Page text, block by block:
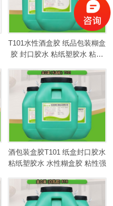
T101水性酒盒胶 纸品包装糊盒
胶 封口胶水 粘纸塑胶水 粘性
酒包装盒胶T101 纸盒封口胶水
粘纸塑胶水 水性糊盒胶 粘性强